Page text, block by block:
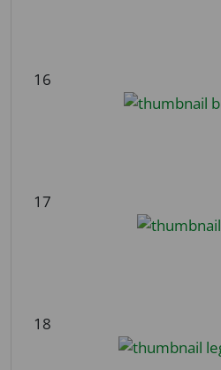
16
17
18